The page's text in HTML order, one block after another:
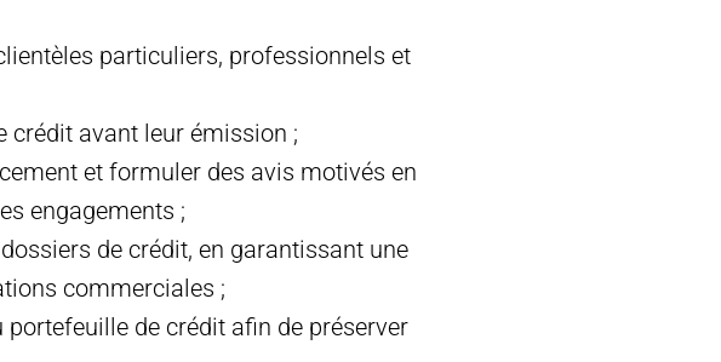
particuliers, professionnels et
crédit avant leur émission ;
et formuler des avis motivés en
engagements ;
de crédit, en garantissant une
commerciales ;
de crédit afin de préserver